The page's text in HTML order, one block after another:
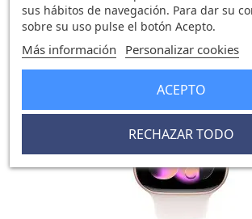
-20,94 €
FUERA DE STOCK
sus hábitos de navegación. Para dar su
sobre su uso pulse el botón Acepto.
Más información Personalizar cookies
RECHAZAR TODO
ACEPTO